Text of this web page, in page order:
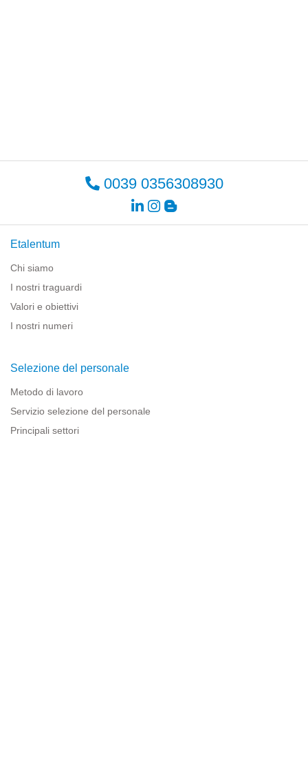
0039 0356308930
Etalentum
Chi siamo
I nostri traguardi
Valori e obiettivi
I nostri numeri
Selezione del personale
Metodo di lavoro
Servizio selezione del personale
Principali settori